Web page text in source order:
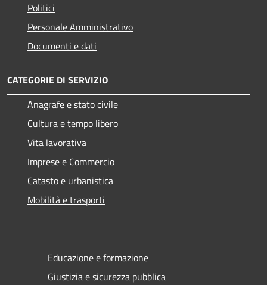
Politici
Personale Amministrativo
Documenti e dati
CATEGORIE DI SERVIZIO
Anagrafe e stato civile
Cultura e tempo libero
Vita lavorativa
Imprese e Commercio
Catasto e urbanistica
Mobilità e trasporti
Educazione e formazione
Giustizia e sicurezza pubblica